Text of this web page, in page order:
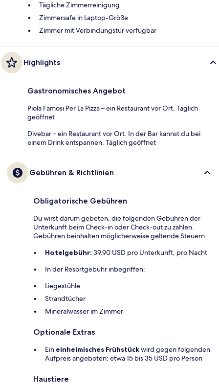
Tägliche Zimmerreinigung
Zimmersafe in Laptop-Größe
Zimmer mit Verbindungstür verfügbar
Highlights
Gastronomisches Angebot
Piola Famosi Per La Pizza – ein Restaurant vor Ort. Täglich
geöffnet
Divebar – ein Restaurant vor Ort. In der Bar kannst du bei
einem Drink entspannen. Täglich geöffnet
Gebühren & Richtlinien
Obligatorische Gebühren
Du wirst darum gebeten, die folgenden Gebühren der
Unterkunft beim Check-in oder Check-out zu zahlen.
Gebühren beinhalten möglicherweise geltende Steuern:
Hotelgebühr: 39.90 USD pro Unterkunft, pro Nacht
In der Resortgebühr inbegriffen:
Liegestühle
Strandtücher
Mineralwasser im Zimmer
Optionale Extras
Ein einheimisches Frühstückwird gegen folgenden
Aufpreis angeboten: etwa 15 bis 35 USD pro Person
Haustiere